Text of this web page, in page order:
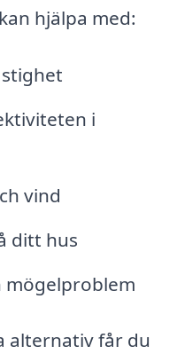
hjälpa med:
i
vind
ditt hus
mögelproblem
alternativ får du